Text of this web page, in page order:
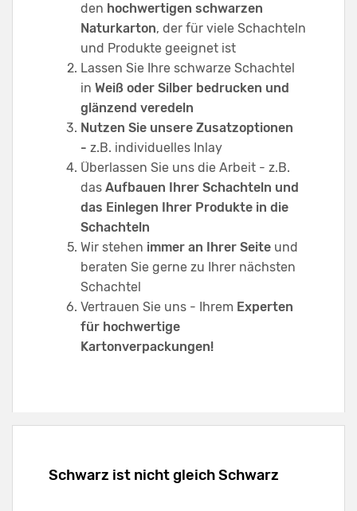
den hochwertigen schwarzen
Naturkarton, der für viele Schachteln
und Produkte geeignet ist
Lassen Sie Ihre schwarze Schachtel
in Weiß oder Silber bedrucken und
glänzend veredeln
Nutzen Sie unsere Zusatzoptionen
- z.B. individuelles Inlay
Überlassen Sie uns die Arbeit - z.B.
das Aufbauen Ihrer Schachteln und
das Einlegen Ihrer Produkte in die
Schachteln
Wir stehen immer an Ihrer Seite und
beraten Sie gerne zu Ihrer nächsten
Schachtel
Vertrauen Sie uns - Ihrem Experten
für hochwertige
Kartonverpackungen!
Schwarz ist nicht gleich Schwarz